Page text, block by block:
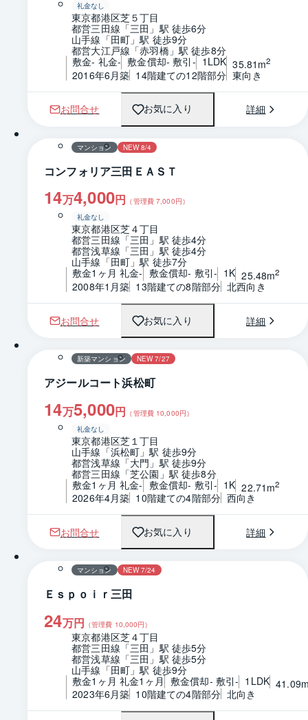
礼金なし
東京都港区芝５丁目
都営三田線「三田」駅 徒歩6分
山手線「田町」駅 徒歩9分
都営大江戸線「赤羽橋」駅 徒歩8分
敷金- 礼金- 敷金償却- 敷引- 1LDK 35.81m2
2016年6月築 14階建ての12階部分 東向き
お問合せ お気に入り 詳細
1 / 0 間取り
マンション NEW 8/4
コンフォリア三田ＥＡＳＴ
14万4,000円 （管理費7,000円）
礼金なし
東京都港区芝４丁目
都営三田線「三田」駅 徒歩4分
都営浅草線「三田」駅 徒歩4分
山手線「田町」駅 徒歩7分
敷金1ヶ月 礼金- 敷金償却- 敷引- 1K 25.48m2
2008年1月築 13階建ての8階部分 北西向き
お問合せ お気に入り 詳細
1 / 0 間取り
新築マンション NEW 7/27
アジールコート浜松町
14万5,000円 （管理費 10,000円）
礼金なし
東京都港区芝１丁目
山手線「浜松町」駅 徒歩9分
都営浅草線「大門」駅 徒歩9分
都営三田線「芝公園」駅 徒歩8分
敷金1ヶ月 礼金- 敷金償却- 敷引- 1K 22.71m2
2026年4月築 10階建ての4階部分 西向き
お問合せ お気に入り 詳細
1 / 0 間取り
マンション NEW 7/24
Ｅｓｐｏｉｒ三田
24万円 （管理費 10,000円）
東京都港区芝４丁目
都営三田線「三田」駅 徒歩5分
都営浅草線「三田」駅 徒歩5分
山手線「田町」駅 徒歩9分
敷金1ヶ月 礼金1ヶ月 敷金償却- 敷引- 1LDK
2023年6月築 10階建ての4階部分 北向き